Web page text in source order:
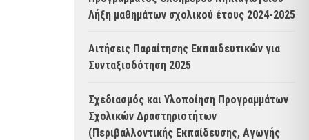
Λήξη μαθημάτων σχολικού έτους 2024-2025
Αιτήσεις Παραίτησης Εκπαιδευτικών για
Συνταξιοδότηση 2025
Σχεδιασμός και Υλοποίηση Προγραμμάτων
Σχολικών Δραστηριοτήτων
(Περιβαλλοντικής Εκπαίδευσης, Αγωγής